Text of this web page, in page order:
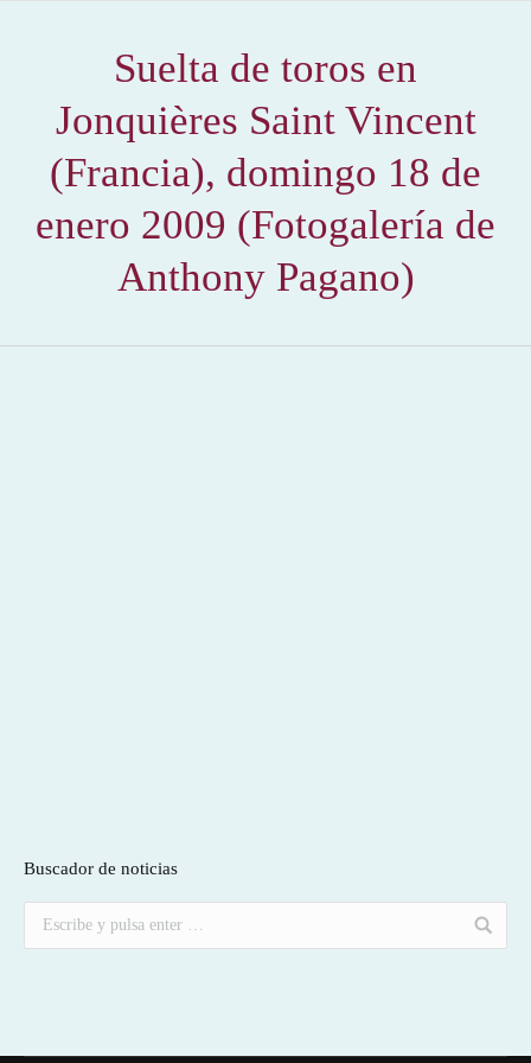
Suelta de toros en
Jonquières Saint Vincent
(Francia), domingo 18 de
enero 2009 (Fotogalería de
Anthony Pagano)
Buscador de noticias